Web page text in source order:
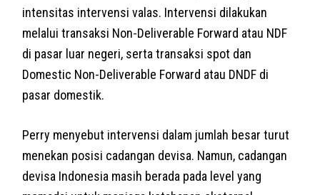
intensitas intervensi valas. Intervensi dilakukan
melalui transaksi Non-Deliverable Forward atau NDF
di pasar luar negeri, serta transaksi spot dan
Domestic Non-Deliverable Forward atau DNDF di
pasar domestik.
Perry menyebut intervensi dalam jumlah besar turut
menekan posisi cadangan devisa. Namun, cadangan
devisa Indonesia masih berada pada level yang